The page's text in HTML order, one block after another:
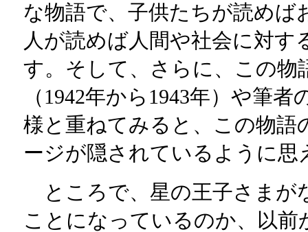
な物語で、子供たちが読めば
人が読めば人間や社会に対す
す。そして、さらに、この物
（1942年から1943年）や筆
様と重ねてみると、この物語
ージが隠されているように思
ところで、星の王子さまが
ことになっているのか、以前